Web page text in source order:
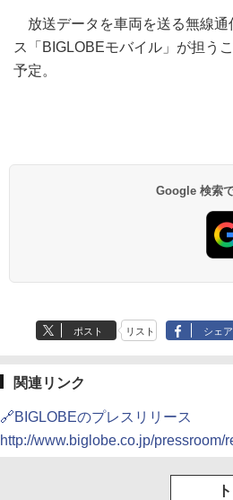
放送データを車両を送る無線通
ス「BIGLOBEモバイル」が担う
予定。
Google 検索
ポスト リスト シェア
関連リンク
🔗BIGLOBEのプレスリリース
http://www.biglobe.co.jp/pressroom/